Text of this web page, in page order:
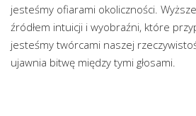
jesteśmy ofiarami okoliczności.
źródłem intuicji i wyobraźni, które
jesteśmy twórcami naszej
ujawnia bitwę między tymi głosami.